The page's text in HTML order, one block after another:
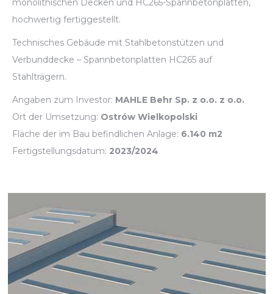
hochwertig fertiggestellt.
Technisches Gebäude mit Stahlbetonstützen und
Verbunddecke – Spannbetonplatten HC265 auf
Stahlträgern.
Angaben zum Investor: MAHLE Behr Sp. z o.o. z o.o.
Ort der Umsetzung: Ostrów Wielkopolski
Fläche der im Bau befindlichen Anlage: 6.140 m2
Fertigstellungsdatum: 2023/2024